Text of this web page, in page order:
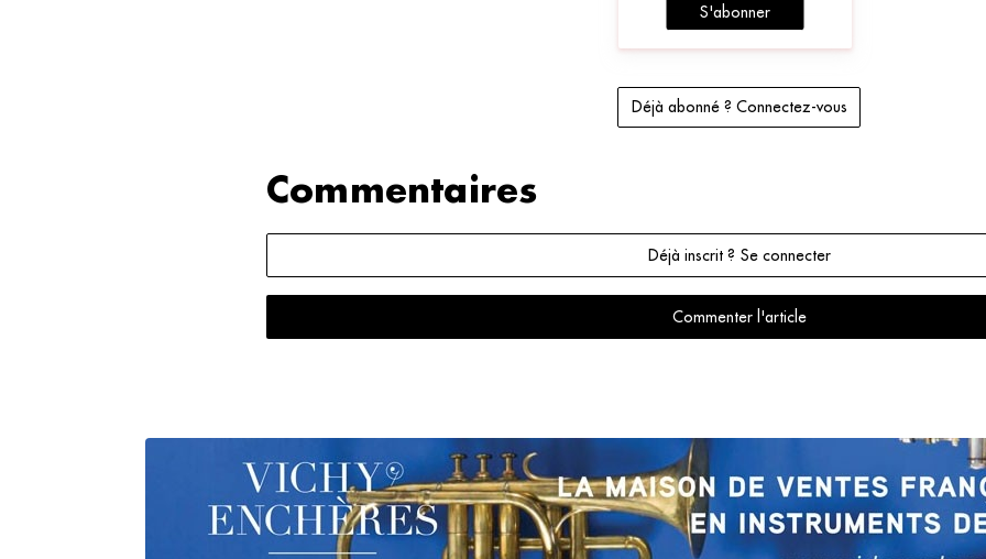
S'abonner
Déjà abonné ? Connectez-vous
Commentaires
Déjà inscrit ? Se connecter
Commenter l'article